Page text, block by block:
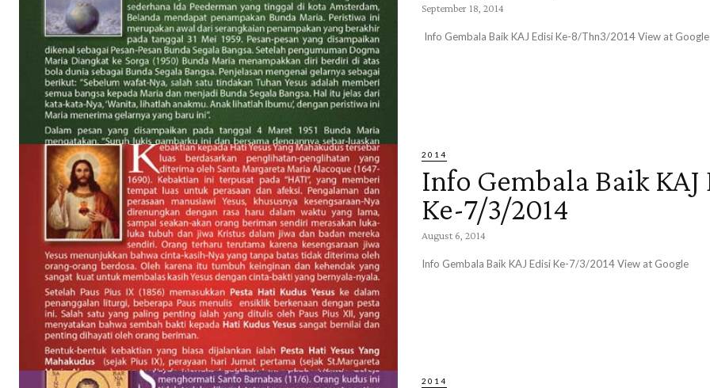
September 18, 2014
2014
Info Gembala Baik KAJ
Ke-7/3/2014
August 6, 2014
2014